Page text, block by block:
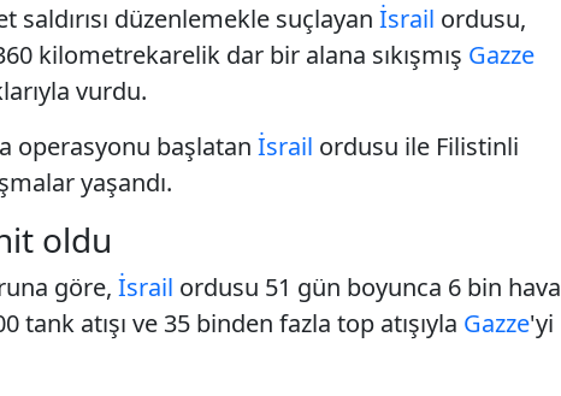
saldırısı düzenlemekle suçlayan İsrail ordusu,
kilometrekarelik dar bir alana sıkışmış Gazze
vurdu.
operasyonu başlatan İsrail ordusu ile Filistinli
yaşandı.
oldu
göre, İsrail ordusu 51 gün boyunca 6 bin hava
tank atışı ve 35 binden fazla top atışıyla Gazze'yi